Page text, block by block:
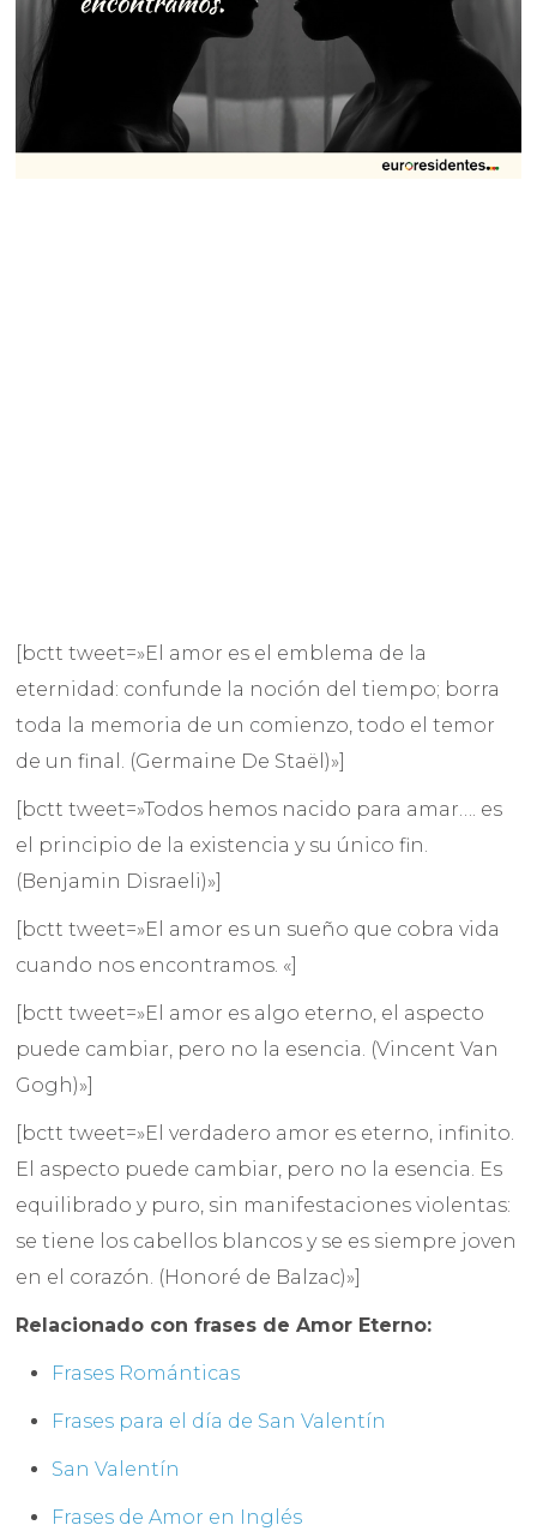
[bctt tweet=»El amor es el emblema de la
eternidad: confunde la noción del tiempo; borra
toda la memoria de un comienzo, todo el temor
de un final. (Germaine De Staël)»]
[bctt tweet=»Todos hemos nacido para amar…. es
el principio de la existencia y su único fin.
(Benjamin Disraeli)»]
[bctt tweet=»El amor es un sueño que cobra vida
cuando nos encontramos. «]
[bctt tweet=»El amor es algo eterno, el aspecto
puede cambiar, pero no la esencia. (Vincent Van
Gogh)»]
[bctt tweet=»El verdadero amor es eterno, infinito.
El aspecto puede cambiar, pero no la esencia. Es
equilibrado y puro, sin manifestaciones violentas:
se tiene los cabellos blancos y se es siempre joven
en el corazón. (Honoré de Balzac)»]
Relacionado con frases de Amor Eterno:
Frases Románticas
Frases para el día de San Valentín
San Valentín
Frases de Amor en Inglés